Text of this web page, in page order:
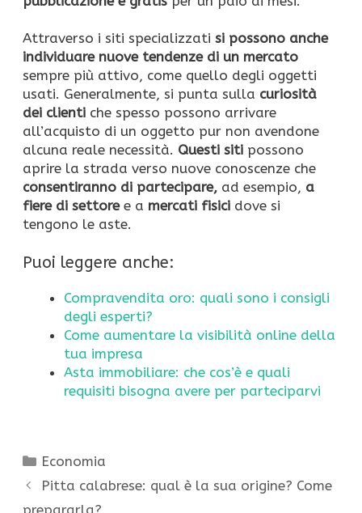
Attraverso i siti specializzati si possono anche
individuare nuove tendenze di un mercato
sempre più attivo, come quello degli oggetti
usati. Generalmente, si punta sulla curiosità
dei clienti che spesso possono arrivare
all’acquisto di un oggetto pur non avendone
alcuna reale necessità. Questi siti possono
aprire la strada verso nuove conoscenze che
consentiranno di partecipare, ad esempio, a
fiere di settoree a mercati fisici dove si
tengono le aste.
Puoi leggere anche:
Compravendita oro: quali sono i consigli
degli esperti?
Come aumentare la visibilità online della
tua impresa
Asta immobiliare: che cos’è e quali
requisiti bisogna avere per parteciparvi
Categorie
Economia
Pitta calabrese: qual è la sua origine? Come
prepararla?